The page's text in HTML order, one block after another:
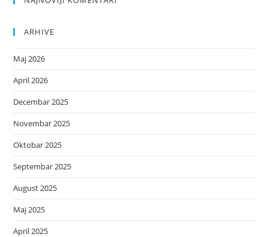
ARHIVE
Maj 2026
April 2026
Decembar 2025
Novembar 2025
Oktobar 2025
Septembar 2025
August 2025
Maj 2025
April 2025